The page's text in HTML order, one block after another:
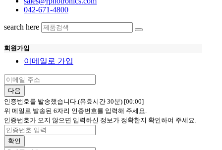
042-671-4800
search here
회원가입
이메일로 가입
다음
인증번호를 발송했습니다.(유효시간 30분) [00:00]
위 메일로 발송된 6자리 인증번호를 입력해 주세요.
인증번호가 오지 않으면 입력하신 정보가 정확한지 확인하여 주세요.
확인